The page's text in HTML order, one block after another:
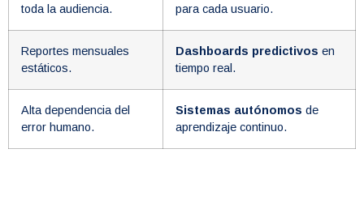
toda la audiencia.
para cada usuario.
Reportes mensuales
estáticos.
Dashboards predictivos en
tiempo real.
Alta dependencia del
error humano.
Sistemas autónomos de
aprendizaje continuo.